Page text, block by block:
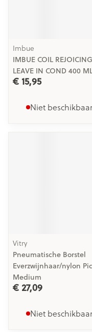
Imbue
IMBUE COIL REJOICING
LEAVE IN COND 400
€ 15,95
Niet
Vitry
Pneumatische Borstel
Everzwijnhaar/nylon
Medium
€ 27,09
Niet